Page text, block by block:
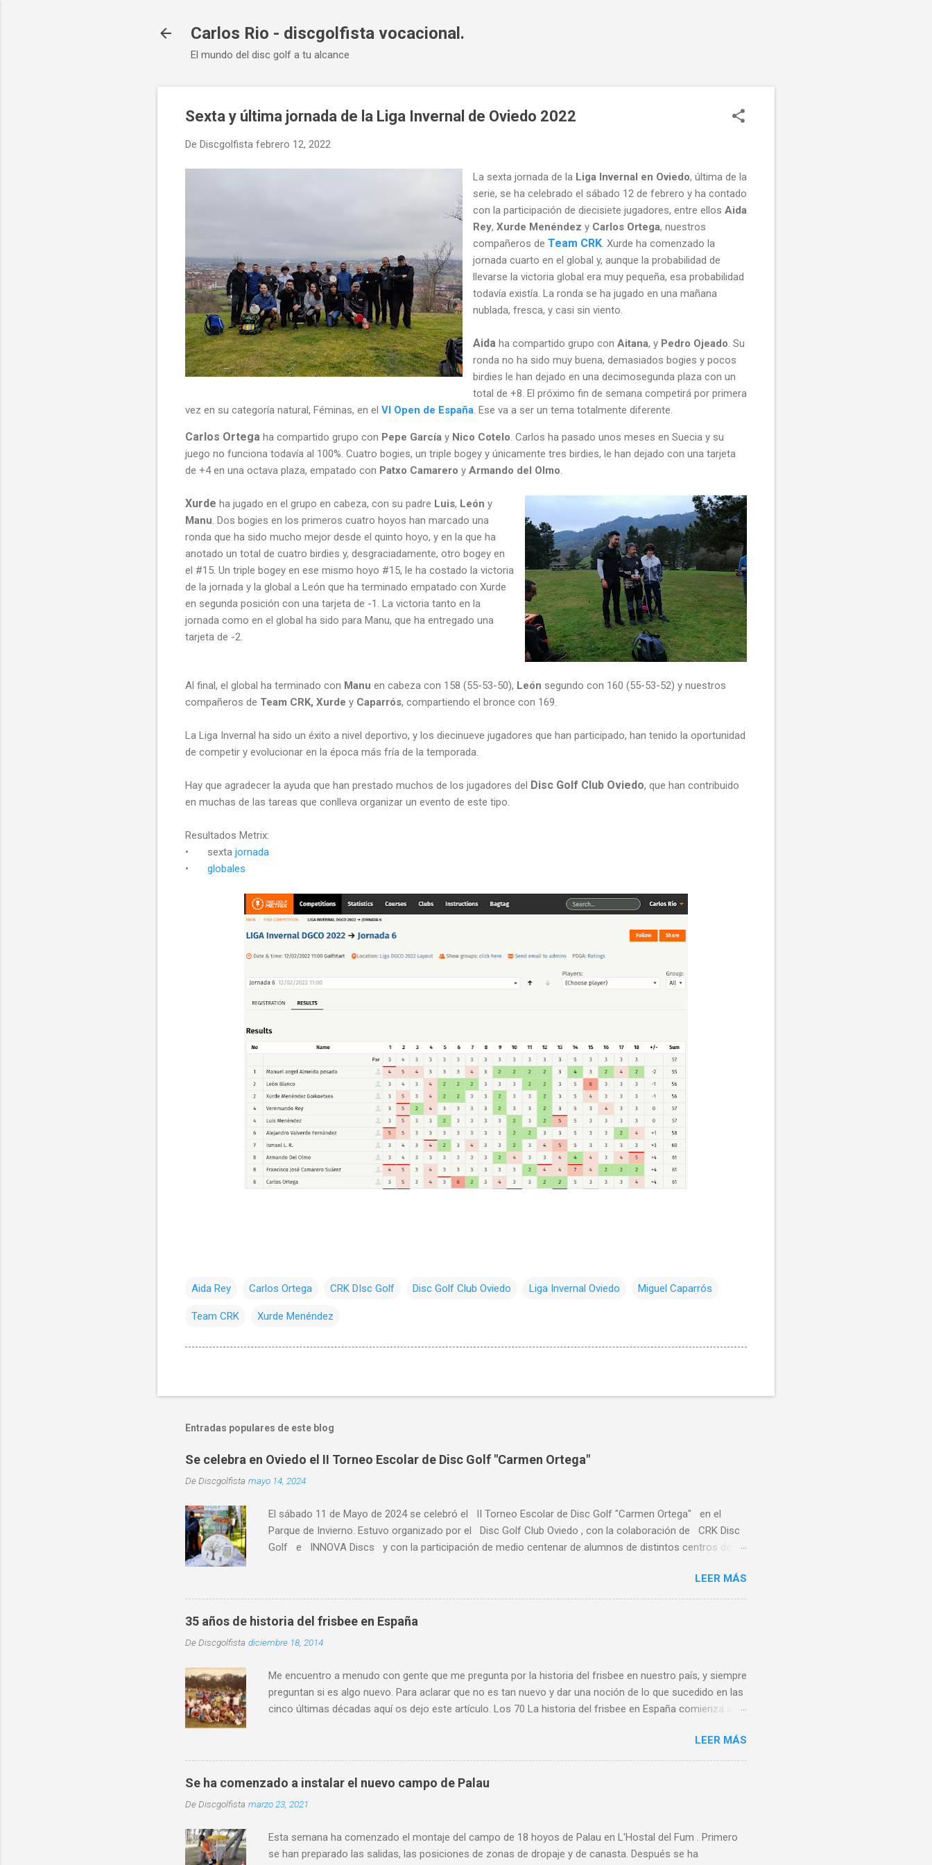
Carlos Rio - discgolfista vocacional.
El mundo del disc golf a tu alcance
Sexta y última jornada de la Liga Invernal de Oviedo 2022
De Discgolfista febrero 12, 2022
La sexta jornada de la Liga Invernal en Oviedo, última de la
serie, se ha celebrado el sábado 12 de febrero y ha contado
con la participación de diecisiete jugadores, entre ellos Aida
Rey, Xurde Menéndez y Carlos Ortega, nuestros
compañeros de Team CRK . Xurde ha comenzado la
jornada cuarto en el global y, aunque la probabilidad de
llevarse la victoria global era muy pequeña, esa probabilidad
todavía existía. La ronda se ha jugado en una mañana
nublada, fresca, y casi sin viento.
Aida ha compartido grupo con Aitana, y Pedro Ojeado . Su
ronda no ha sido muy buena, demasiados bogies y pocos
birdies le han dejado en una decimosegunda plaza con un
total de +8. El próximo fin de semana competirá por primera
vez en su categoría natural, Féminas, en el VI Open de España . Ese va a ser un tema totalmente diferente.
Carlos Ortega ha compartido grupo con Pepe García y Nico Cotelo . Carlos ha pasado unos meses en Suecia y su
juego no funciona todavía al 100%. Cuatro bogies, un triple bogey y únicamente tres birdies, le han dejado con una tarjeta
de +4 en una octava plaza, empatado con Patxo Camarero y Armando del Olmo
Xurde ha jugado en el grupo en cabeza, con su padre Luis, León y
Manu . Dos bogies en los primeros cuatro hoyos han marcado una
ronda que ha sido mucho mejor desde el quinto hoyo, y en la que ha
anotado un total de cuatro birdies y, desgraciadamente, otro bogey en
el #15. Un triple bogey en ese mismo hoyo #15, le ha costado la victoria
de la jornada y la global a León que ha terminado empatado con Xurde
en segunda posición con una tarjeta de -1. La victoria tanto en la
jornada como en el global ha sido para Manu, que ha entregado una
tarjeta de -2.
Al final, el global ha terminado con Manu en cabeza con 158 (55-53-50), León segundo con 160 (55-53-52) y nuestros
compañeros de Team CRK, Xurde y Caparrós, compartiendo el bronce con 169.
La Liga Invernal ha sido un éxito a nivel deportivo, y los diecinueve jugadores que han participado, han tenido la oportunidad
de competir y evolucionar en la época más fría de la temporada.
Hay que agradecer la ayuda que han prestado muchos de los jugadores del Disc Golf Club Oviedo, que han contribuido
en muchas de las tareas que conlleva organizar un evento de este tipo.
Resultados Metrix:
•
sexta jornada
•
globales
Aida Rey Carlos Ortega CRK DIsc Golf Disc Golf Club Oviedo Liga Invernal Oviedo Miguel Caparrós
Team CRK Xurde Menéndez
Entradas populares de este blog
Se celebra en Oviedo el II Torneo Escolar de Disc Golf "Carmen Ortega"
DeDiscgolfista mayo 14, 2024
El sábado 11 de Mayo de 2024 se celebró el II Torneo Escolar de Disc Golf "Carmen Ortega" en el
Parque de Invierno. Estuvo organizado por el Disc Golf Club Oviedo , con la colaboración de CRK Disc
Golf e INNOVA Discs y con la participación de medio centenar de alumnos de distintos centros de
localidades de Asturias, como Gijón , Avilés, Pravia, Nava, Sariego, Villaviciosa, Noreña y Oviedo, donde
destacó la al alta participación del IES Leopoldo Alas. Participó alumnado de quince centros escolares
distintos . Se retomó este torneo que pone de manifiesto el crecimiento de este deporte también en el
entorno escolar. Y es que son cada vez más los centros y los maestros y profesores de educación
física interesados y que incluyen esta actividad dentro de sus programaciones Este sirvió también de
LEER MÁS
35 años de historia del frisbee en España
DeDiscgolfista diciembre 18, 2014
Me encuentro a menudo con gente que me pregunta por la historia del frisbee en nuestro país, y siempre
preguntan si es algo nuevo. Para aclarar que no es tan nuevo y dar una noción de lo que sucedido en las
cinco últimas décadas aquí os dejo este artículo. Los 70 La historia del frisbee en España comienza al
Asturias y empiezo a meterme en el mundo del disco volador. Ese mismo año un grupo de aficionados
crea la Asociación Española de Frisbee (A.E.F.) con sede en Bilbao. Aunque parece ser que la A.E.F.
existió durante varios años y que tuvo jugadores afiliados, no figura como organizadora de ningún
torneo y no existe rastro de algún tipo de actividad en ningún sitio. 1985 Primer Campeonato de España
de Frisbee. Cinco representantes del DGCO: Belén, Juan, Pedro, Patxo y Eduardo Los 80 y 90 En 1983 se
LEER MÁS
Se ha comenzado a instalar el nuevo campo de Palau
DeDiscgolfista marzo 23, 2021
Esta semana ha comenzado el montaje del campo de 18 hoyos de Palau en L'Hostal del Fum . Primero
se han preparado las salidas, las posiciones de zonas de dropaje y de canasta. Después se ha